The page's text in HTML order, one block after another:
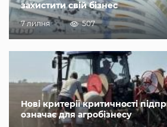
захистити свій бізнес
7 липня 507
Нові критерії критичності
означає для агробізнесу